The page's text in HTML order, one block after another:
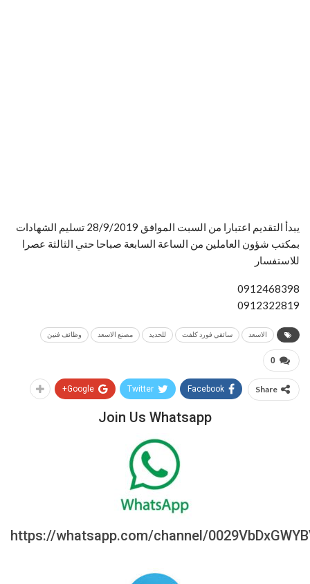
يبدأ التقديم اعتبارا من السبت الموافق 28/9/2019 تسليم الشهادات
بمكتب شؤون العاملين من الساعة السابعة صباحا حتي الثالثة عصرا
للاستفسار
0912468398
0912322819
الاسعد سائقي فورد كلفت للحديد مصنع الاسعد وظائف فنين
0
Share
Facebook
Twitter
Google+
Join Us Whatsapp
https://whatsapp.com/channel/